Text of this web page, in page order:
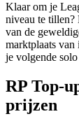
Klaar om je
niveau te tillen?
van de
marktplaats
je volgende
RP Top-
prijzen